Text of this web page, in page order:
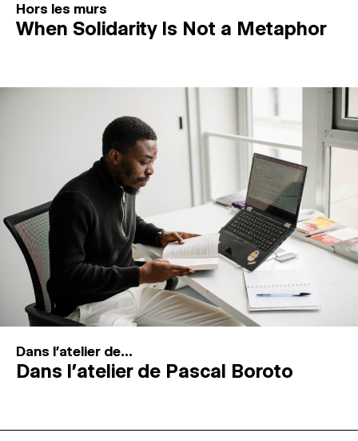
Hors les murs
When Solidarity Is Not a Metaphor
Dans l'atelier de...
Dans l’atelier de Pascal Boroto